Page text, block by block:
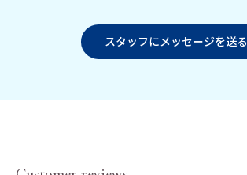
スタッフにメッセージを送る